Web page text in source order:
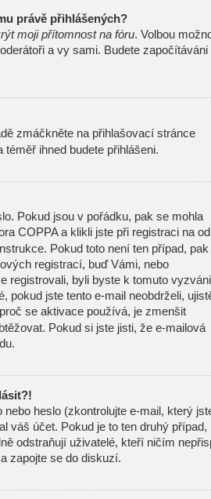
právě přihlášených?
moji přítomnost na fóru. Volbou
a vy sami. Budete započítáváni
zmáčkněte na přihlašovací stránce
ihned budete přihlášeni.
Pokud jsou v pořádku, pak se mohla
COPPA a klikli jste při registraci na
Pokud toto není ten případ, pak
registrací, buď Vámi, nebo
registrovali, byli byste k tomuto
pokud jste tento e-mail neobdrželi,
se aktivace používá, je zmenšit
Pokud si jste jisti, že e-mailová
heslo (zkontrolujte e-mail, který
váš účet. Pokud je to ten druhý případ,
odstraňují uživatelé, kteří ničím
zapojte se do diskuzí.